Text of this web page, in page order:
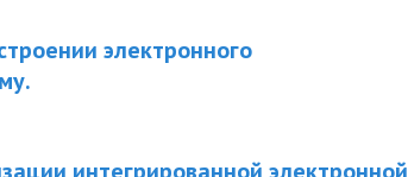
электронного